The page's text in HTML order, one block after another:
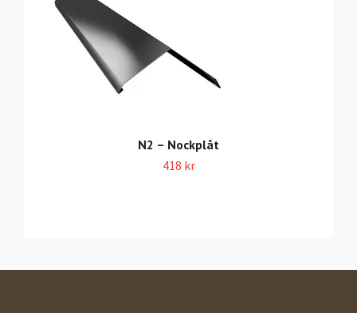
N2 – Nockplåt
418 kr